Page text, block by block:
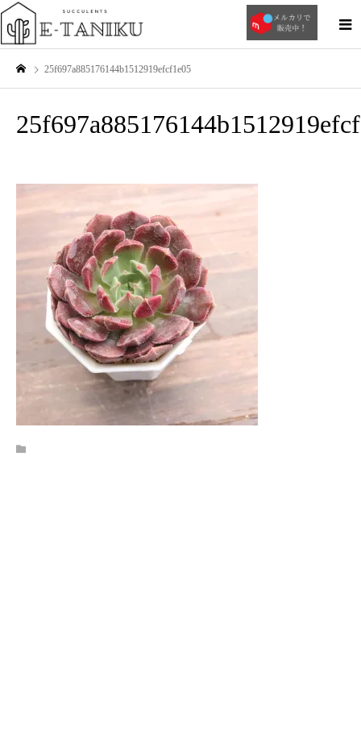
25f697a885176144b1512919efcf1e05